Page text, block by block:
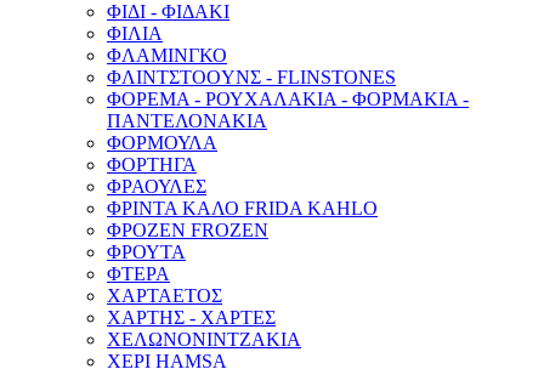
ΦΙΔΙ - ΦΙΔΑΚΙ
ΦΙΛΙΑ
ΦΛΑΜΙΝΓΚΟ
ΦΛΙΝTΣΤΟOYΝΣ - FLINSTONES
ΦΟΡΕΜΑ - ΡΟΥΧΑΛΑΚΙΑ - ΦΟΡΜΑΚΙΑ -
ΠΑΝΤΕΛΟΝΑΚΙΑ
ΦΟΡΜΟΥΛΑ
ΦΟΡΤΗΓΑ
ΦΡΑΟΥΛΕΣ
ΦΡΙΝΤΑ ΚΑΛΟ FRIDA KAHLO
ΦΡΟΖΕΝ FROZEN
ΦΡΟΥΤΑ
ΦΤΕΡΑ
ΧΑΡΤΑΕΤΟΣ
ΧΑΡΤΗΣ - ΧΑΡΤΕΣ
ΧΕΛΩΝΟΝΙΝΤΖΑΚΙΑ
ΧΕΡΙ HAMSA